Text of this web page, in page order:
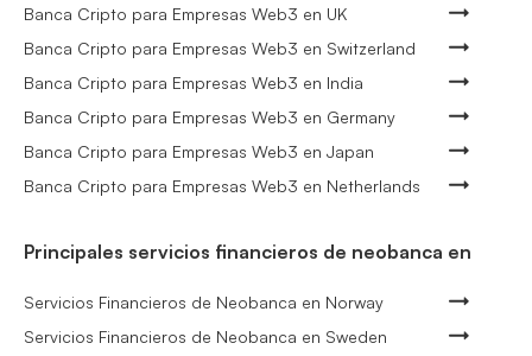
Banca Cripto para Empresas Web3 en UK
Banca Cripto para Empresas Web3 en Switzerland
Banca Cripto para Empresas Web3 en India
Banca Cripto para Empresas Web3 en Germany
Banca Cripto para Empresas Web3 en Japan
Banca Cripto para Empresas Web3 en Netherlands
Principales servicios financieros de neobanca en
Servicios Financieros de Neobanca en Norway
Servicios Financieros de Neobanca en Sweden